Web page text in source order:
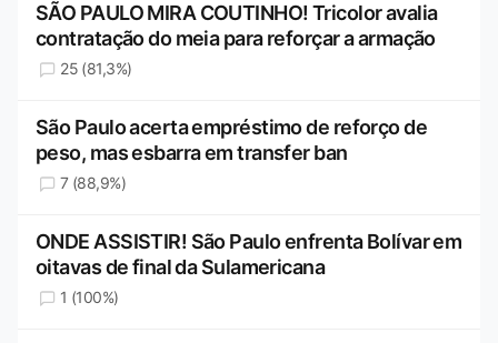
SÃO PAULO MIRA COUTINHO! Tricolor avalia
contratação do meia para reforçar a armação
25 (81,3%)
São Paulo acerta empréstimo de reforço de
peso, mas esbarra em transfer ban
7 (88,9%)
ONDE ASSISTIR! São Paulo enfrenta Bolívar em
oitavas de final da Sulamericana
1 (100%)